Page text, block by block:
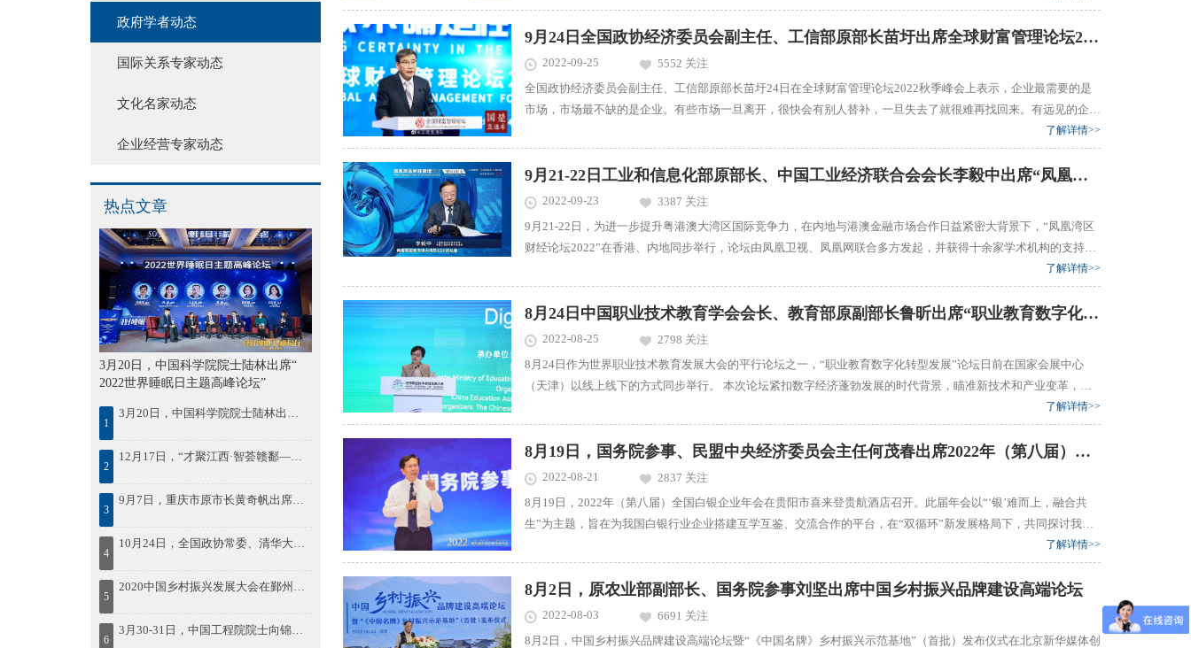
政府学者动态
国际关系专家动态
文化名家动态
企业经营专家动态
热点文章
3月20日，中国科学院院士陆林出席“
2022世界睡眠日主题高峰论坛”
1
3月20日，中国科学院院士陆林出席“ 2022世界睡眠日主题高峰论坛”
2
12月17日，“才聚江西·智荟赣鄱——绿色低碳发展院士论坛暨百名博士江西行”活动在南昌启动
3
9月7日，重庆市原市长黄奇帆出席第41期“中原国资讲堂”
4
10月24日，全国政协常委、清华大学中国经济思想与实践研究院院长李稻葵出席蓝海FOF发布会
5
2020中国乡村振兴发展大会在鄞州召开
6
3月30-31日，中国工程院院士向锦武出席“智慧通航与低空经济”
行。 大会以“服务数字化策源地，贸易数字化领航区”为主题，商务部原副部长、世界贸易组织前副总干事易小准
以&ldquo...
9月24日全国政协经济委员会副主任、工信部原部长苗圩出席全球财富管理论坛2022秋季峰会
2022-09-25
5552 关注
全国政协经济委员会副主任、工信部原部长苗圩24日在全球财富管理论坛2022秋季峰会上表示，企业最需要的是
市场，市场最不缺的是企业。有些市场一旦离开，很快会有别人替补，一旦失去了就很难再找回来。有远见的企业
家不会放弃在中国的发展机遇。他提到，一批跨国企业正纷纷加大对中国投资。最近，德国巴斯夫斥资110亿美元
在广东湛江建设精细化工项目，建成后将成为巴斯夫全球三大一体化生产基地之一。本周，特斯拉又进一步追加投
资上海超级工厂生产线优化项目。华南美国商会近期发布的报告显示，2022年近...
了解详情>>
9月21-22日工业和信息化部原部长、中国工业经济联合会会长李毅中出席“凤凰湾区财经论坛2022”
2022-09-23
3387 关注
9月21-22日，为进一步提升粤港澳大湾区国际竞争力，在内地与港澳金融市场合作日益紧密大背景下，“凤凰湾区
财经论坛2022”在香港、内地同步举行，论坛由凤凰卫视、凤凰网联合多方发起，并获得十余家学术机构的支持。
围绕“变局与信心”主题设置多场论坛，深入探讨大变局下的全球经济挑战、中国金融开放下的大湾区使命、金融助
力粤港澳大湾区建设、香港资本市场引领与驱动等重要议题。 工业和信息化部原部长、中国工业经济联合会会长
李毅中 ...
了解详情>>
8月24日中国职业技术教育学会会长、教育部原副部长鲁昕出席“职业教育数字化转型发展”论坛
2022-08-25
2798 关注
8月24日作为世界职业技术教育发展大会的平行论坛之一，“职业教育数字化转型发展”论坛日前在国家会展中心
（天津）以线上线下的方式同步举行。 本次论坛紧扣数字经济蓬勃发展的时代背景，瞄准新技术和产业变革，探
讨职业教育数字化转型智能化升级的新路径，着力培养适应经济社会发展需要的数字化技术技能人才，线上线下一
千余人参会。 中国职业技术教育学会会长、教育部原副部长鲁昕在论坛上发言。 中国职业技术教育学会会长、教
育部原副部长鲁昕为论坛致辞并做总结。鲁...
了解详情>>
8月19日，国务院参事、民盟中央经济委员会主任何茂春出席2022年（第八届）全国白银企业年会
2022-08-21
2837 关注
8月19日，2022年（第八届）全国白银企业年会在贵阳市喜来登贵航酒店召开。此届年会以“‘银’难而上，融合共
生”为主题，旨在为我国白银行业企业搭建互学互鉴、交流合作的平台，在“双循环”新发展格局下，共同探讨我国
的白银产业现状和未来发展趋势，增强我国白银产业的综合实力，提升我国在国际白银业版图上的地位和影响力。
本届年会由中国黄金协会主办，中国黄金协会白银分会、宁波浩顺贵金属有限公司共同承办，中国黄金报社、和...
了解详情>>
8月2日，原农业部副部长、国务院参事刘坚出席中国乡村振兴品牌建设高端论坛
2022-08-03
6691 关注
8月2日，中国乡村振兴品牌建设高端论坛暨“《中国名牌》乡村振兴示范基地”（首批）发布仪式在北京新华媒体创